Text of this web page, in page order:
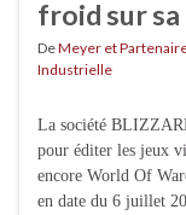
froid sur
DeMeyer et
Industrielle
La société
pour éditer les jeux
encore World Of
en date du 6 juillet